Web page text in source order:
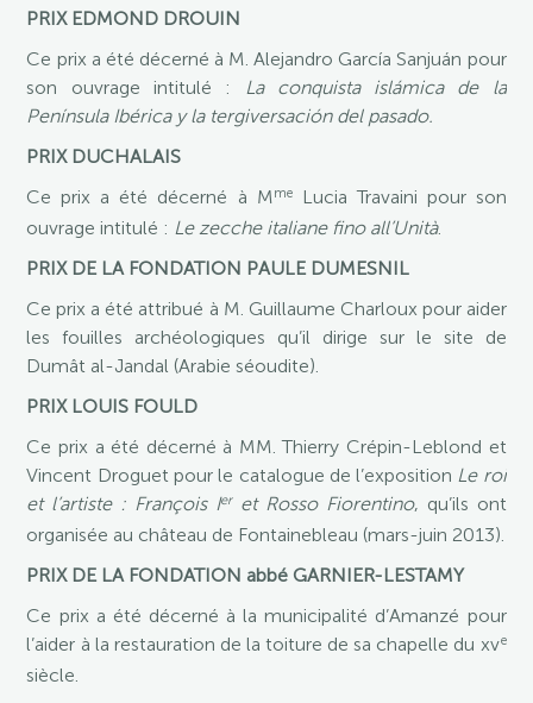
PRIX EDMOND DROUIN
Ce prix a été décerné à M. Alejandro García Sanjuán pour
son ouvrage intitulé : La conquista islámica de la
Península Ibérica y la tergiversación del pasado.
PRIX DUCHALAIS
Ce prix a été décerné à MmeLucia Travaini pour son
ouvrage intitulé : Le zecche italiane fino all’Unità.
PRIX DE LA FONDATION PAULE DUMESNIL
Ce prix a été attribué à M. Guillaume Charloux pour aider
les fouilles archéologiques qu’il dirige sur le site de
Dumât al-Jandal (Arabie séoudite).
PRIX LOUIS FOULD
Ce prix a été décerné à MM. Thierry Crépin-Leblond et
Vincent Droguet pour le catalogue de l’exposition Le roi
et l’artiste : François Ieret Rosso Fiorentino, qu’ils ont
organisée au château de Fontainebleau (mars-juin 2013).
PRIX DE LA FONDATION abbé GARNIER-LESTAMY
Ce prix a été décerné à la municipalité d’Amanzé pour
l’aider à la restauration de la toiture de sa chapelle du xve
siècle.